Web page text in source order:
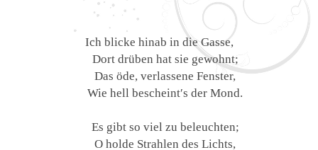
Ich blicke hinab in die Gasse,
Dort drüben hat sie gewohnt;
Das öde, verlassene Fenster,
Wie hell bescheint′s der Mond.
Es gibt so viel zu beleuchten;
O holde Strahlen des Lichts,